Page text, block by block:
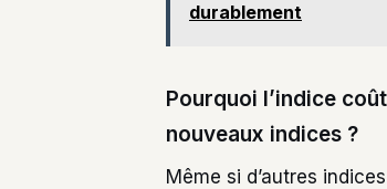
durablement
Pourquoi l’indice
nouveaux indices ?
Même si d’autres